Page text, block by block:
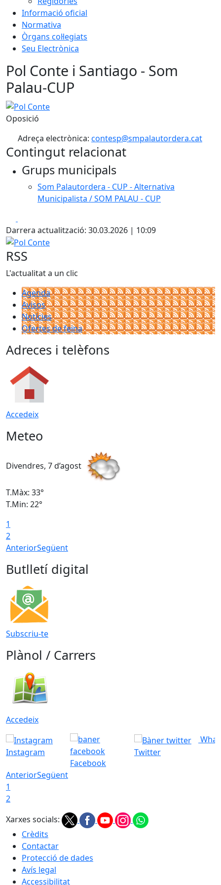
Informació oficial
Normativa
Òrgans col·legiats
Seu Electrònica
Pol Conte i Santiago - Som
Palau-CUP
Pol Conte
Oposició
Adreça electrònica: contesp@smpalautordera.cat
Contingut relacionat
Grups municipals
Som Palautordera - CUP - Alternativa
Municipalista / SOM PALAU - CUP
Darrera actualització: 30.03.2026 | 10:09
Pol Conte
RSS
L'actualitat a un clic
Agenda
Avisos
Notícies
Ofertes de feina
Adreces i telèfons
Accedeix
Meteo
Divendres, 7 d’agost
T.Màx: 33°
T.Min: 22°
1
2
AnteriorSegüent
Butlletí digital
Subscriu-te
Plànol / Carrers
Accedeix
Instagram
Facebook
Twitter
AnteriorSegüent
1
2
Xarxes socials:
Crèdits
Contactar
Protecció de dades
Avís legal
Accessibilitat